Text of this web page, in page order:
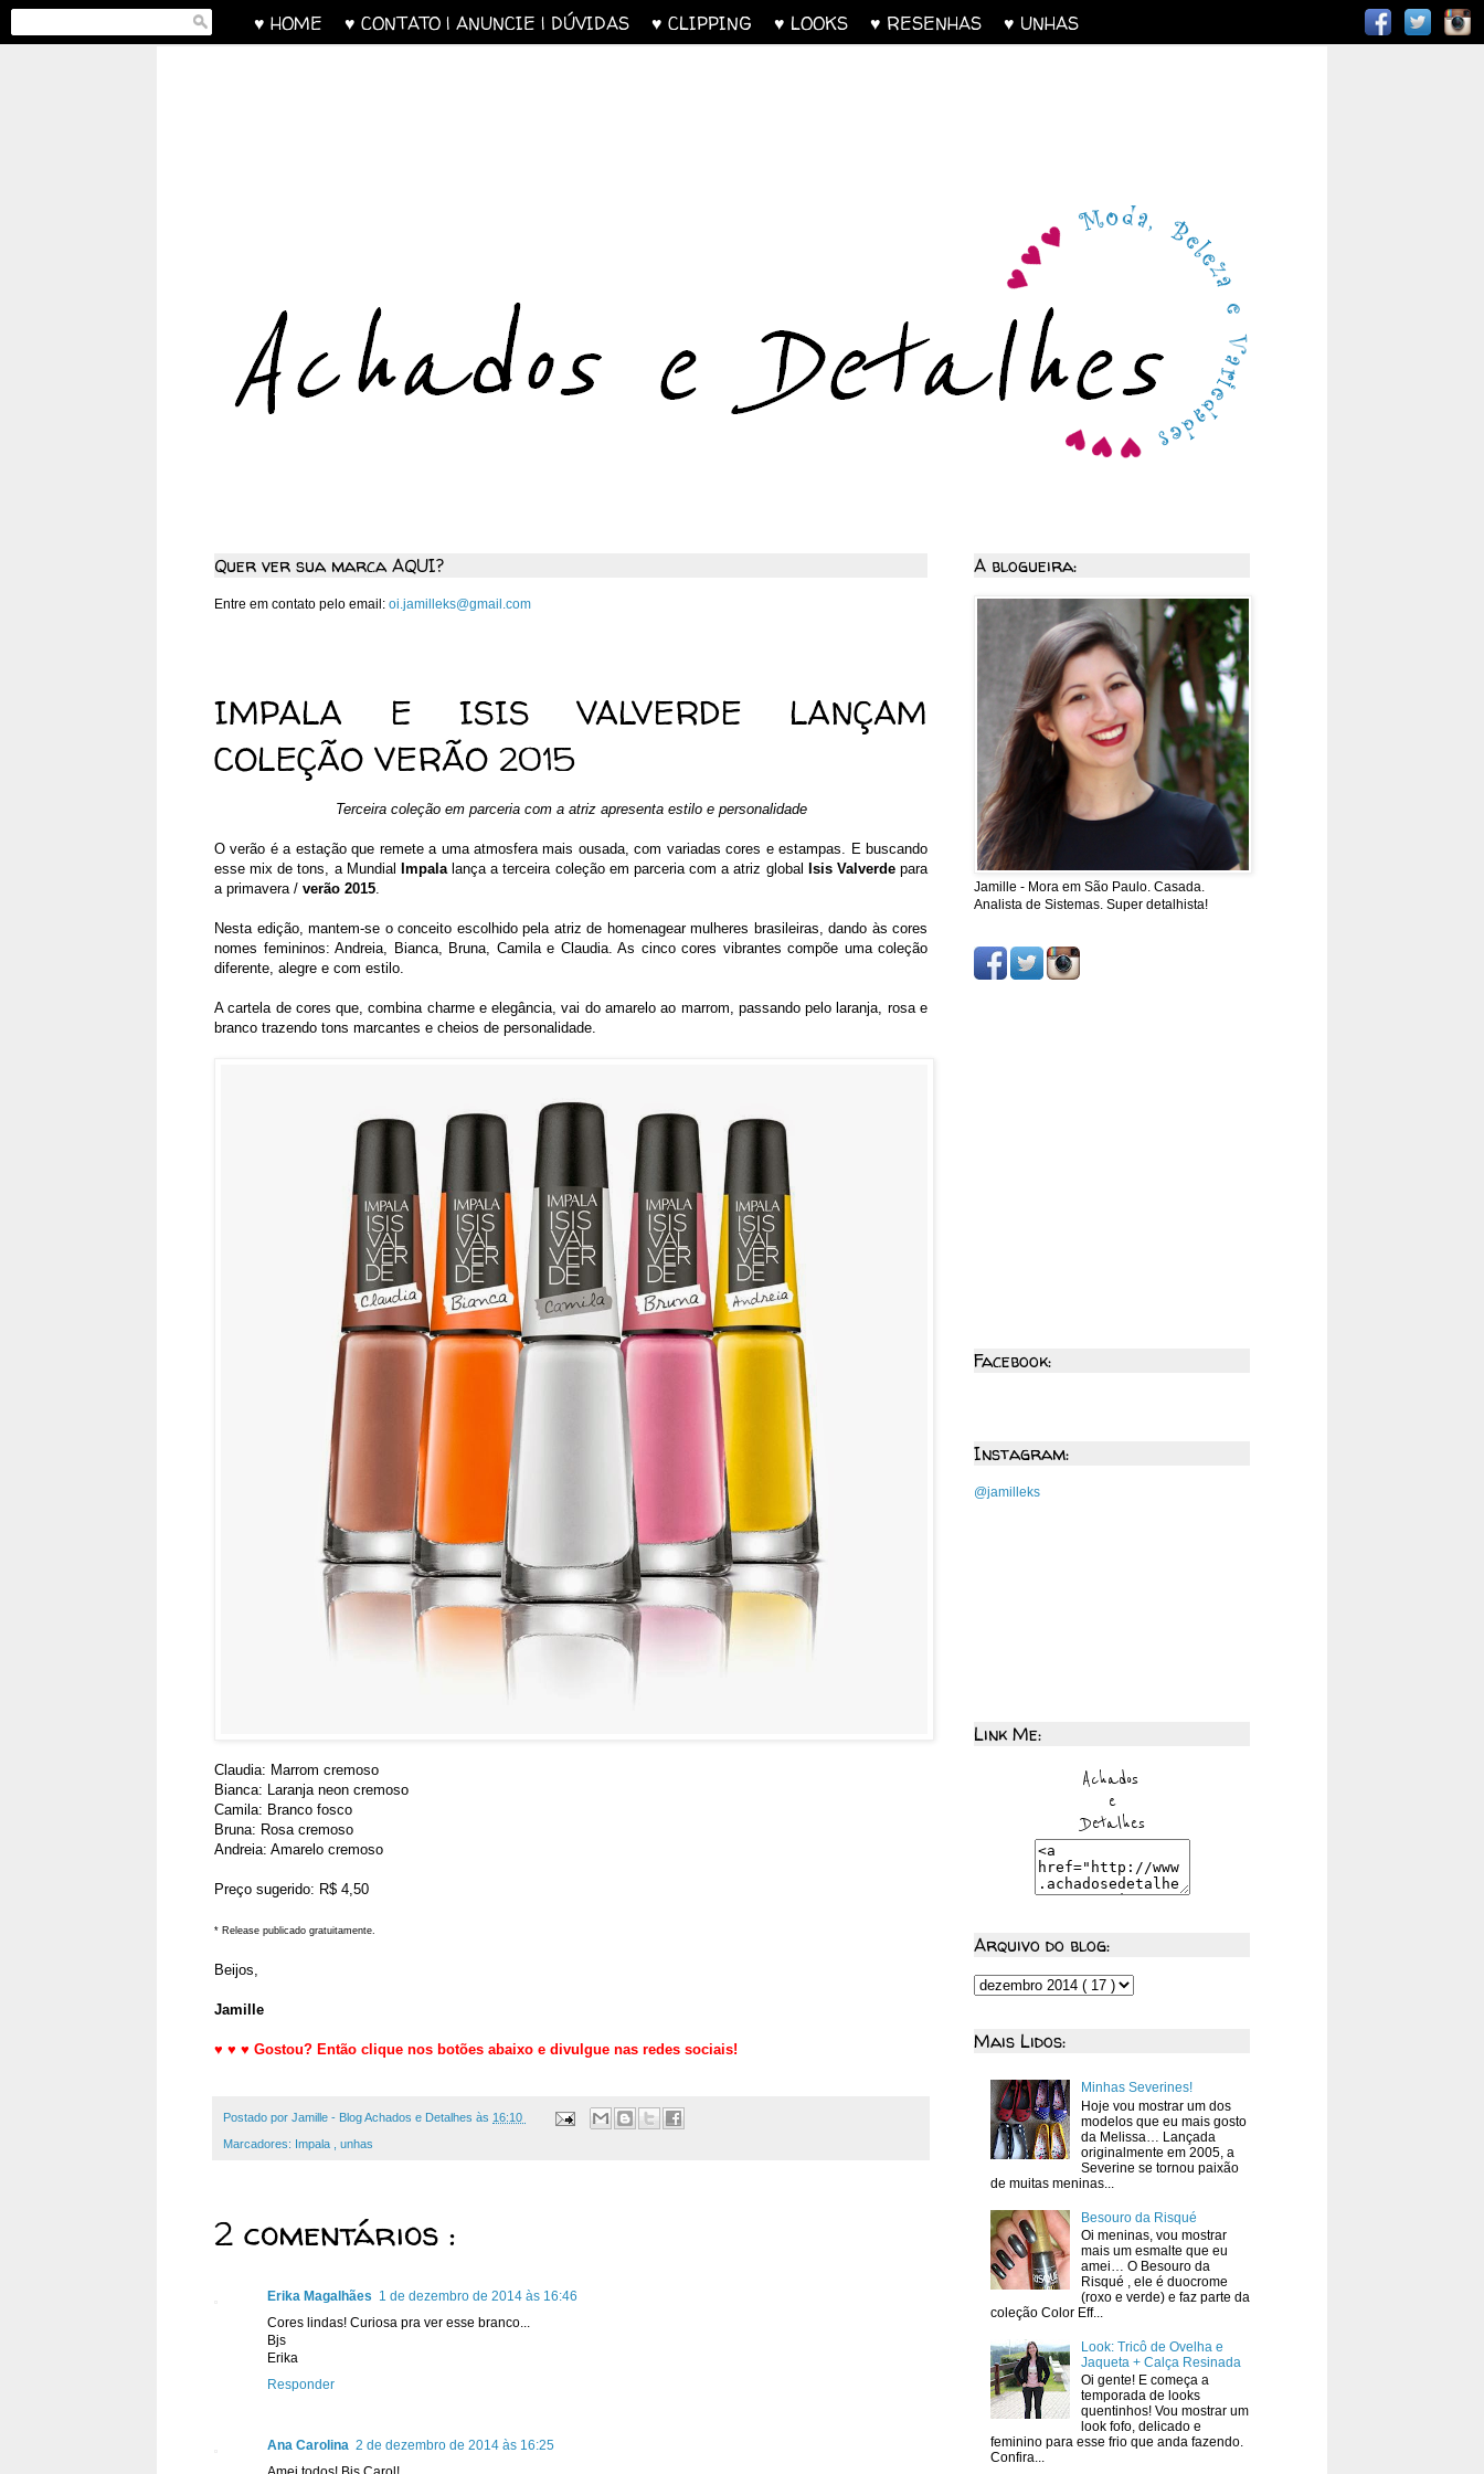
♥ HOME ♥ CONTATO | ANUNCIE | DÚVIDAS ♥ CLIPPING ♥ LOOKS ♥ RESENHAS ♥ UNHAS
Quer ver sua marca AQUI?
Entre em contato pelo email: oi.jamilleks@gmail.com
IMPALA E ISIS VALVERDE LANÇAM
COLEÇÃO VERÃO 2015
Terceira coleção em parceria com a atriz apresenta estilo e personalidade
O verão é a estação que remete a uma atmosfera mais ousada, com variadas cores e estampas. E buscando
esse mix de tons, a Mundial Impalalança a terceira coleção em parceria com a atriz global Isis Valverdepara
a primavera / verão 2015
Nesta edição, mantem-se o conceito escolhido pela atriz de homenagear mulheres brasileiras, dando às cores
nomes femininos: Andreia, Bianca, Bruna, Camila e Claudia. As cinco cores vibrantes compõe uma coleção
diferente, alegre e com estilo.
A cartela de cores que, combina charme e elegância, vai do amarelo ao marrom, passando pelo laranja, rosa e
branco trazendo tons marcantes e cheios de personalidade.
Claudia: Marrom cremoso
Bianca: Laranja neon cremoso
Camila: Branco fosco
Bruna: Rosa cremoso
Andreia: Amarelo cremoso
Preço sugerido: R$ 4,50
* Release publicado gratuitamente.
Beijos,
Jamille
♥ ♥ ♥ Gostou? Então clique nos botões abaixo e divulgue nas redes sociais!
Postado por Jamille - Blog Achados e Detalhes às 16:10
Marcadores: Impala , unhas
2 comentários :
Erika Magalhães 1 de dezembro de 2014 às 16:46
Cores lindas! Curiosa pra ver esse branco...
Bjs
Erika
Responder
Ana Carolina 2 de dezembro de 2014 às 16:25
A blogueira:
Jamille - Mora em São Paulo. Casada.
Analista de Sistemas. Super detalhista!
Facebook:
Instagram:
@jamilleks
Link Me:
Arquivo do blog:
Mais Lidos:
Minhas Severines!
Hoje vou mostrar um dos
modelos que eu mais gosto
da Melissa… Lançada
originalmente em 2005, a
Severine se tornou paixão
de muitas meninas...
Besouro da Risqué
Oi meninas, vou mostrar
mais um esmalte que eu
amei… O Besouro da
Risqué , ele é duocrome
(roxo e verde) e faz parte da
coleção Color Eff...
Look: Tricô de Ovelha e
Jaqueta + Calça Resinada
Oi gente! E começa a
temporada de looks
quentinhos! Vou mostrar um
look fofo, delicado e
feminino para esse frio que anda fazendo.
Confira...